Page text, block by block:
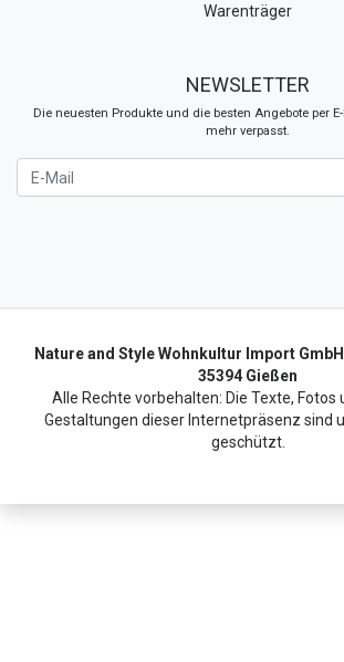
Warenträger
NEWSLETTER
Die neuesten Produkte und die besten Angebote per
mehr verpasst.
Nature and Style Wohnkultur Import
35394 Gießen
Alle Rechte vorbehalten: Die Texte, Fotos
Gestaltungen dieser Internetpräsenz sind
geschützt.